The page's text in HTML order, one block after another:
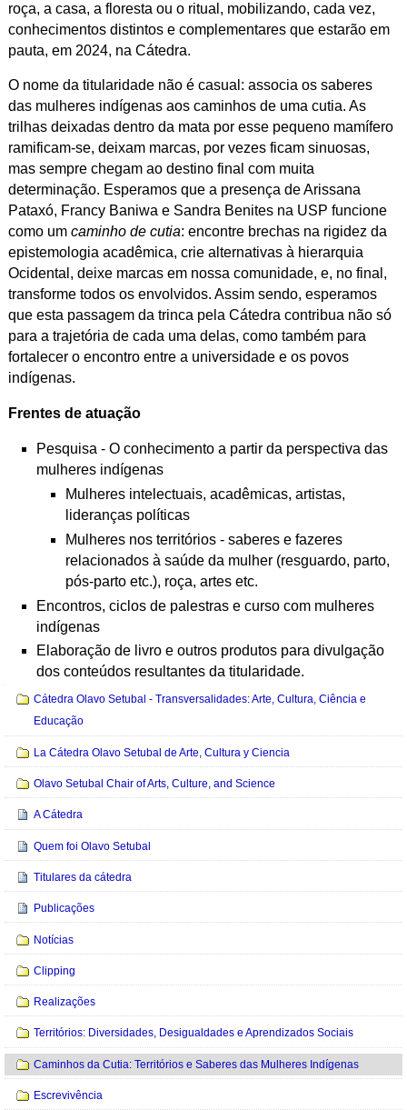
roça, a casa, a floresta ou o ritual, mobilizando, cada vez,
conhecimentos distintos e complementares que estarão em
pauta, em 2024, na Cátedra.
O nome da titularidade não é casual: associa os saberes
das mulheres indígenas aos caminhos de uma cutia. As
trilhas deixadas dentro da mata por esse pequeno mamífero
ramificam-se, deixam marcas, por vezes ficam sinuosas,
mas sempre chegam ao destino final com muita
determinação. Esperamos que a presença de Arissana
Pataxó, Francy Baniwa e Sandra Benites na USP funcione
como um caminho de cutia: encontre brechas na rigidez da
epistemologia acadêmica, crie alternativas à hierarquia
Ocidental, deixe marcas em nossa comunidade, e, no final,
transforme todos os envolvidos. Assim sendo, esperamos
que esta passagem da trinca pela Cátedra contribua não só
para a trajetória de cada uma delas, como também para
fortalecer o encontro entre a universidade e os povos
indígenas.
Frentes de atuação
Pesquisa - O conhecimento a partir da perspectiva das
mulheres indígenas
Mulheres intelectuais, acadêmicas, artistas,
lideranças políticas
Mulheres nos territórios - saberes e fazeres
relacionados à saúde da mulher (resguardo, parto,
pós-parto etc.), roça, artes etc.
Encontros, ciclos de palestras e curso com mulheres
indígenas
Elaboração de livro e outros produtos para divulgação
dos conteúdos resultantes da titularidade.
Navegação
Cátedra Olavo Setubal - Transversalidades: Arte, Cultura, Ciência e
Educação
La Cátedra Olavo Setubal de Arte, Cultura y Ciencia
Olavo Setubal Chair of Arts, Culture, and Science
A Cátedra
Quem foi Olavo Setubal
Titulares da cátedra
Publicações
Notícias
Clipping
Realizações
Territórios: Diversidades, Desigualdades e Aprendizados Sociais
Caminhos da Cutia: Territórios e Saberes das Mulheres Indígenas
Escrevivência